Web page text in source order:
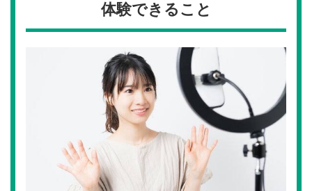
体験できること